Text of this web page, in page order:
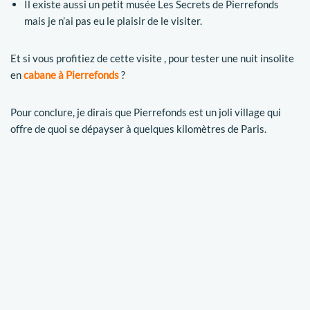
Il existe aussi un petit musée Les Secrets de Pierrefonds
mais je n’ai pas eu le plaisir de le visiter.
Et si vous profitiez de cette visite , pour tester une nuit insolite
encabane à Pierrefonds?
Pour conclure, je dirais que Pierrefonds est un joli village qui
offre de quoi se dépayser à quelques kilomètres de Paris.